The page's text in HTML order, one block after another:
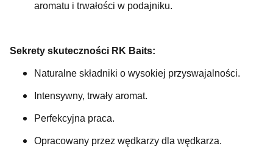
aromatu i trwałości w podajniku.
Sekrety skuteczności RK Baits:
Naturalne składniki o wysokiej przyswajalności.
Intensywny, trwały aromat.
Perfekcyjna praca.
Opracowany przez wędkarzy dla wędkarza.